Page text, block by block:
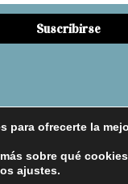
Suscribirse
para ofrecerte la
sobre qué
ajustes.